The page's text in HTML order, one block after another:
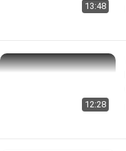
13:48
12:28